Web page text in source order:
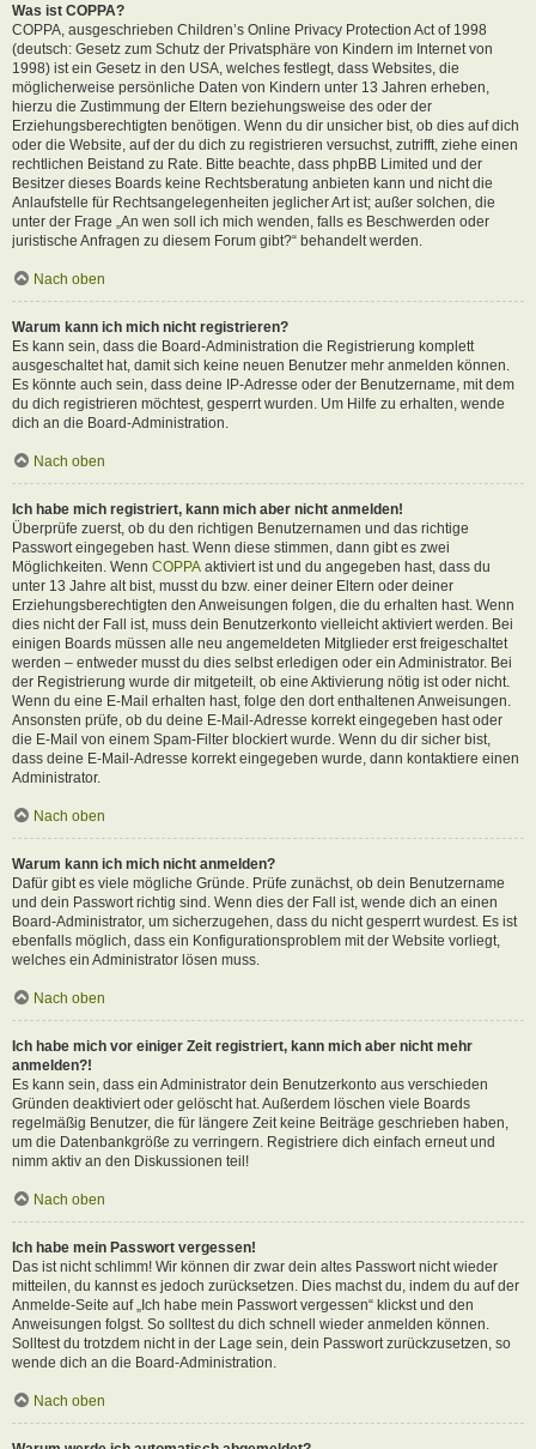
Was ist COPPA?
COPPA, ausgeschrieben Children’s Online Privacy Protection Act of 1998
(deutsch: Gesetz zum Schutz der Privatsphäre von Kindern im Internet von
1998) ist ein Gesetz in den USA, welches festlegt, dass Websites, die
möglicherweise persönliche Daten von Kindern unter 13 Jahren erheben,
hierzu die Zustimmung der Eltern beziehungsweise des oder der
Erziehungsberechtigten benötigen. Wenn du dir unsicher bist, ob dies auf dich
oder die Website, auf der du dich zu registrieren versuchst, zutrifft, ziehe einen
rechtlichen Beistand zu Rate. Bitte beachte, dass phpBB Limited und der
Besitzer dieses Boards keine Rechtsberatung anbieten kann und nicht die
Anlaufstelle für Rechtsangelegenheiten jeglicher Art ist; außer solchen, die
unter der Frage „An wen soll ich mich wenden, falls es Beschwerden oder
juristische Anfragen zu diesem Forum gibt?“ behandelt werden.
Nach oben
Warum kann ich mich nicht registrieren?
Es kann sein, dass die Board-Administration die Registrierung komplett
ausgeschaltet hat, damit sich keine neuen Benutzer mehr anmelden können.
Es könnte auch sein, dass deine IP-Adresse oder der Benutzername, mit dem
du dich registrieren möchtest, gesperrt wurden. Um Hilfe zu erhalten, wende
dich an die Board-Administration.
Nach oben
Ich habe mich registriert, kann mich aber nicht anmelden!
Überprüfe zuerst, ob du den richtigen Benutzernamen und das richtige
Passwort eingegeben hast. Wenn diese stimmen, dann gibt es zwei
Möglichkeiten. Wenn COPPA aktiviert ist und du angegeben hast, dass du
unter 13 Jahre alt bist, musst du bzw. einer deiner Eltern oder deiner
Erziehungsberechtigten den Anweisungen folgen, die du erhalten hast. Wenn
dies nicht der Fall ist, muss dein Benutzerkonto vielleicht aktiviert werden. Bei
einigen Boards müssen alle neu angemeldeten Mitglieder erst freigeschaltet
werden – entweder musst du dies selbst erledigen oder ein Administrator. Bei
der Registrierung wurde dir mitgeteilt, ob eine Aktivierung nötig ist oder nicht.
Wenn du eine E-Mail erhalten hast, folge den dort enthaltenen Anweisungen.
Ansonsten prüfe, ob du deine E-Mail-Adresse korrekt eingegeben hast oder
die E-Mail von einem Spam-Filter blockiert wurde. Wenn du dir sicher bist,
dass deine E-Mail-Adresse korrekt eingegeben wurde, dann kontaktiere einen
Administrator.
Nach oben
Warum kann ich mich nicht anmelden?
Dafür gibt es viele mögliche Gründe. Prüfe zunächst, ob dein Benutzername
und dein Passwort richtig sind. Wenn dies der Fall ist, wende dich an einen
Board-Administrator, um sicherzugehen, dass du nicht gesperrt wurdest. Es ist
ebenfalls möglich, dass ein Konfigurationsproblem mit der Website vorliegt,
welches ein Administrator lösen muss.
Nach oben
Ich habe mich vor einiger Zeit registriert, kann mich aber nicht mehr
anmelden?!
Es kann sein, dass ein Administrator dein Benutzerkonto aus verschieden
Gründen deaktiviert oder gelöscht hat. Außerdem löschen viele Boards
regelmäßig Benutzer, die für längere Zeit keine Beiträge geschrieben haben,
um die Datenbankgröße zu verringern. Registriere dich einfach erneut und
nimm aktiv an den Diskussionen teil!
Nach oben
Ich habe mein Passwort vergessen!
Das ist nicht schlimm! Wir können dir zwar dein altes Passwort nicht wieder
mitteilen, du kannst es jedoch zurücksetzen. Dies machst du, indem du auf der
Anmelde-Seite auf „Ich habe mein Passwort vergessen“ klickst und den
Anweisungen folgst. So solltest du dich schnell wieder anmelden können.
Solltest du trotzdem nicht in der Lage sein, dein Passwort zurückzusetzen, so
wende dich an die Board-Administration.
Nach oben